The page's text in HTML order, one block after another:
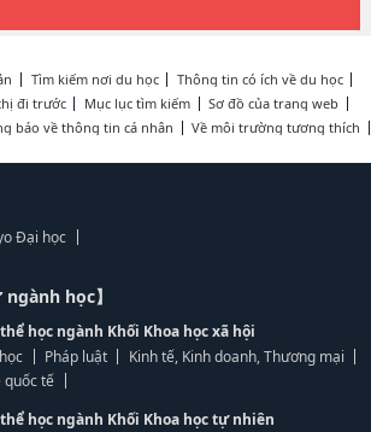
Tìm kiếm nơi du học
Thông tin có ích về du học
đi trước
Mục lục tìm kiếm
Sơ đồ của trang web
báo về thông tin cá nhân Về môi trường tương thích
Đại học
học】
học ngành Khối Khoa học xã hội
Pháp luật
Kinh tế, Kinh doanh, Thương mại
quốc tế
học ngành Khối Khoa học tự nhiên